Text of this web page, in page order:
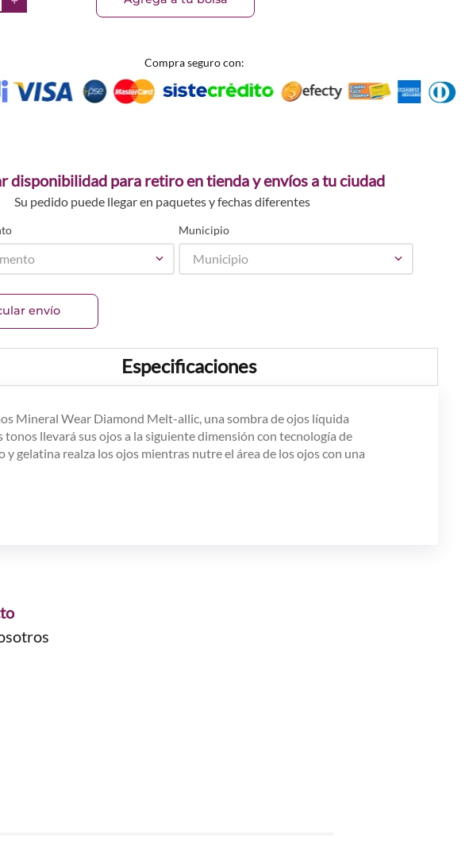
Compra seguro con:
disponibilidad para retiro en tienda y envíos a tu ciudad
Su pedido puede llegar en paquetes y fechas diferentes
Municipio
Municipio
envío
Especificaciones
Mineral Wear Diamond Melt-allic, una sombra de ojos líquida
llevará sus ojos a la siguiente dimensión con tecnología de
gelatina realza los ojos mientras nutre el área de los ojos con una